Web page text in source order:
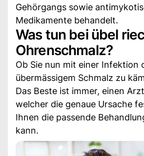
Gehörgangs sowie
Medikamente behandelt.
Was tun bei übel
Ohrenschmalz?
Ob Sie nun mit einer Infektion
übermässigem Schmalz zu
Das Beste ist immer, einen
welcher die genaue Ursache
Ihnen die passende
kann.